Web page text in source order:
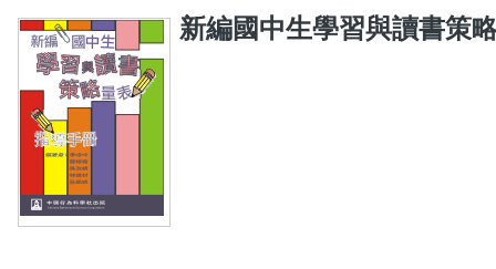
新編國中生學習與讀書策